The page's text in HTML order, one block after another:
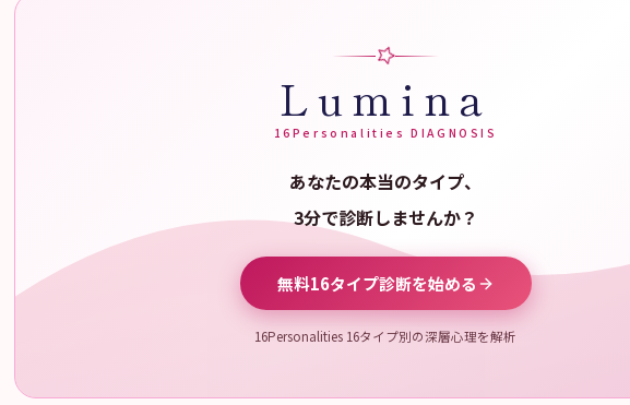
Lumina
16Personalities DIAGNOSIS
あなたの本当のタイプ、
3分で診断しませんか？
無料16タイプ診断を始める
16Personalities 16タイプ別の深層心理を解析